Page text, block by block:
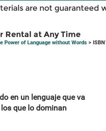
are not guaranteed
Rental at Any Time
Power of Language without Words >
en un lenguaje que va
que lo dominan